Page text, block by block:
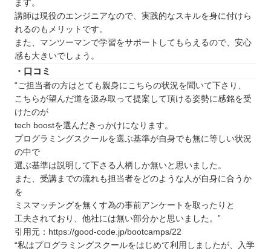
ます。
講師は現役のエンジニアなので、実践的なスキルを身に付けら
れるのもメリットです。
また、マンツーマンで学習をサポートしてもらえるので、安心
感も大きいでしょう。
・口コミ
“ご担当者の方はとても親身にこちらの状況を聞いて下さり、
こちらが望んだ道を汲み取って提案して頂ける姿勢に感銘を受
けたのが
tech boostを選んだきっかけになります。
プログラミングスクールを選ぶ基準が自身でも無に等しい状況
の中で
選ぶ基準は説明して下さる人柄しか無いと思いました。
また、受講までの流れも担当者をどのような人が自身に合うか
を
ミスマッチングを無くす為の事前アンケートを取ったりと
工夫されており、他社には無い部分かと思いました。”
引用元：https://good-code.jp/bootcamps/22
“私はプログラミングスクールをはじめて利用しましたが、入学